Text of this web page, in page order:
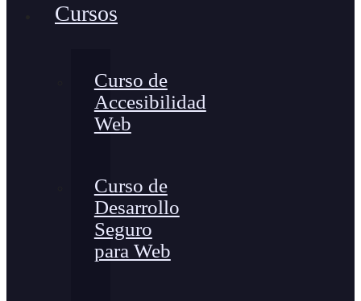
Cursos
Curso de
Accesibilidad
Web
Curso de
Desarrollo
Seguro
para Web